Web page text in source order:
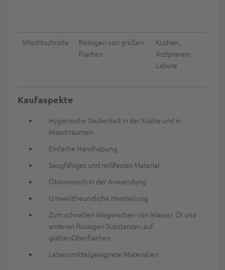
Wischtuchrolle
Reinigen von großen
Flächen
Küchen,
Arztpraxen,
Labore
Kaufaspekte
Hygienische Sauberkeit in der Küche und in
Waschräumen
Einfache Handhabung
Saugfähiges und reißfestes Material
Ökonomisch in der Anwendung
Umweltfreundliche Herstellung
Zum schnellen Wegwischen von Wasser, Öl und
anderen flüssigen Substanzen auf
glattenOberflächen
Lebensmittelgeeignete Materialien